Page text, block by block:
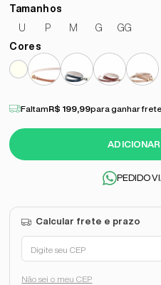
U P M G GG
FaltamR$ 199,99para ganhar
PEDIDO
Não sei o meu CEP